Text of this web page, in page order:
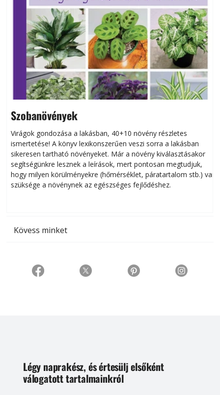
Szobanövények
Virágok gondozása a lakásban, 40+10 növény részletes
ismertetése! A könyv lexikonszerűen veszi sorra a lakásban
sikeresen tart­ha­tó növényeket. Már a növény kiválasztásakor
segítségünkre lesznek a leírások, mert pontosan megtudjuk,
hogy milyen körülményekre (hőmérséklet, páratartalom stb.) van
szüksége a növénynek az egészséges fejlődéshez.
Kövess minket
Légy naprakész, és értesülj elsőként
válogatott tartalmainkról